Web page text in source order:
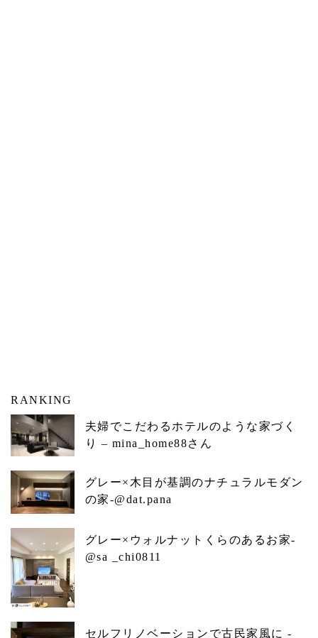
RANKING
夫婦でこだわるホテルのような家づく
り – mina_home88さん
グレー×木目が基調のナチュラルモダン
の家-@dat.pana
グレー×ウォルナットくらのあるお家-
@sa _chi0811
セルフリノベーションで古民家風に -